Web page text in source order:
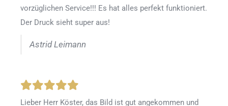
vorzüglichen Service!!! Es hat alles perfekt funktioniert.
Der Druck sieht super aus!
Astrid Leimann
Lieber Herr Köster, das Bild ist gut angekommen und